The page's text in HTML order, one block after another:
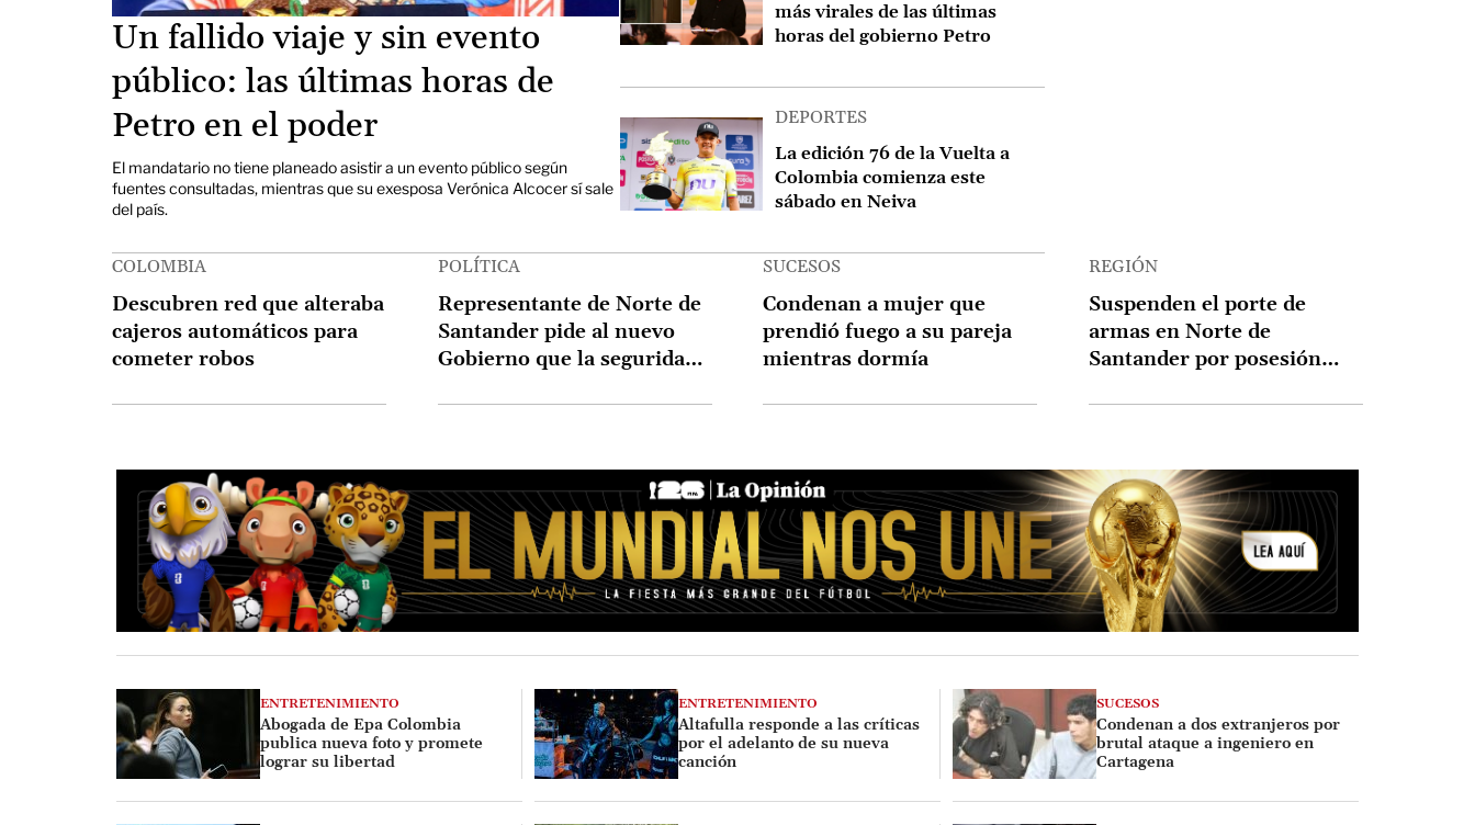
Un fallido viaje y sin evento
público: las últimas horas de
Petro en el poder
El mandatario no tiene planeado asistir a un evento público según
fuentes consultadas, mientras que su exesposa Verónica Alcocer sí sale
del país.
más virales de las últimas
horas del gobierno Petro
Image
DEPORTES
La edición 76 de la Vuelta a
Colombia comienza este
sábado en Neiva
COLOMBIA
Descubren red que alteraba
cajeros automáticos para
cometer robos
POLÍTICA
Representante de Norte de
Santander pide al nuevo
Gobierno que la seguridad
SUCESOS
Condenan a mujer que
prendió fuego a su pareja
mientras dormía
REGIÓN
Suspenden el porte de
armas en Norte de
Santander por posesión
ENTRETENIMIENTO
Abogada de Epa Colombia
publica nueva foto y promete
lograr su libertad
ENTRETENIMIENTO
Altafulla responde a las críticas
por el adelanto de su nueva
canción
SUCESOS
Condenan a dos extranjeros por
brutal ataque a ingeniero en
Cartagena